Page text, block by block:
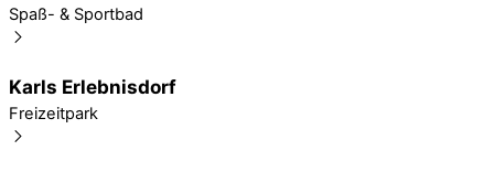
Spaß- & Sportbad
Karls Erlebnisdorf
Freizeitpark